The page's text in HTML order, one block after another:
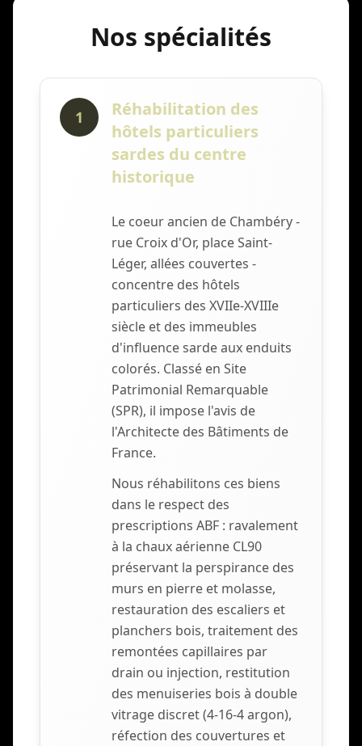
Nos spécialités
1
Réhabilitation des
hôtels particuliers
sardes du centre
historique
Le coeur ancien de Chambéry -
rue Croix d'Or, place Saint-
Léger, allées couvertes -
concentre des hôtels
particuliers des XVIIe-XVIIIe
siècle et des immeubles
d'influence sarde aux enduits
colorés. Classé en Site
Patrimonial Remarquable
(SPR), il impose l'avis de
l'Architecte des Bâtiments de
France.
Nous réhabilitons ces biens
dans le respect des
prescriptions ABF : ravalement
à la chaux aérienne CL90
préservant la perspirance des
murs en pierre et molasse,
restauration des escaliers et
planchers bois, traitement des
remontées capillaires par
drain ou injection, restitution
des menuiseries bois à double
vitrage discret (4-16-4 argon),
réfection des couvertures et